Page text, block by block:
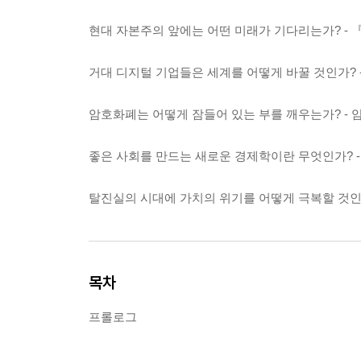
현대 자본주의 앞에는 어떤 미래가 기다리는가? -
거대 디지털 기업들은 세계를 어떻게 바꿀 것인가
암호화폐는 어떻게 잠들어 있는 부를 깨우는가? -
좋은 사회를 만드는 새로운 경제학이란 무엇인가?
탈진실의 시대에 가치의 위기를 어떻게 극복할 것
목차
프롤로그